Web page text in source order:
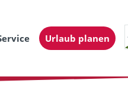
Urlaub planen